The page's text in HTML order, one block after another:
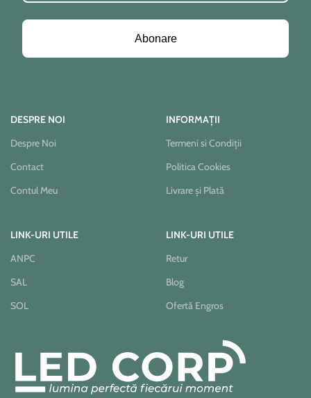
Abonare
DESPRE NOI
Despre Noi
Contact
Contul Meu
INFORMAȚII
Termeni si Condiții
Politica Cookies
Livrare și Plată
LINK-URI UTILE
ANPC
SAL
SOL
LINK-URI UTILE
Retur
Blog
Ofertă Engros